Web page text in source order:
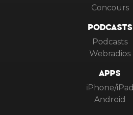
Concours
PODCASTS
Podcasts
Webradios
APPS
iPhone/iPad
Android